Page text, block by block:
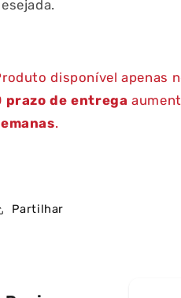
disponível apenas
prazo de entrega
.
Partilhar